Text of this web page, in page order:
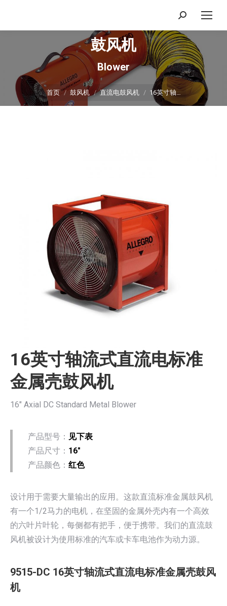
搜
索：
鼓风机
Blower
你在这里：
首页 鼓风机 直流电鼓风机 16英寸轴…
16英寸轴流式直流电标准
金属壳鼓风机
16″ Axial DC Standard Metal Blower
产品型号： 见下表
产品尺寸： 16″
产品颜色： 红色
设计用于需要大量输出的应用。这款直流标准金属鼓风机
有一个1/2马力的电机，在坚固的金属外壳内有一个高效
的六叶片叶轮，每侧都有把手，便于携带。我们的直流鼓
风机被设计为使用标准的汽车或卡车电池作为动力源。
9515-DC 16英寸轴流式直流电标准金属壳鼓风
机